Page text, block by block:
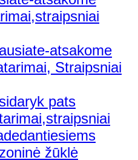
atsakome
Straipsniai
pats
žūklė